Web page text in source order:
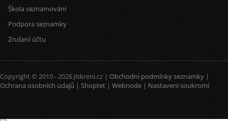
Škola seznamování
Podpora seznamky
Zrušení účtu
Copyright © 2010 - 2026 Jiskreni.cz | Obchodní podmínky seznamky |
Ochrana osobních údajů | Shoptet | Webnode | Nastavení soukromí